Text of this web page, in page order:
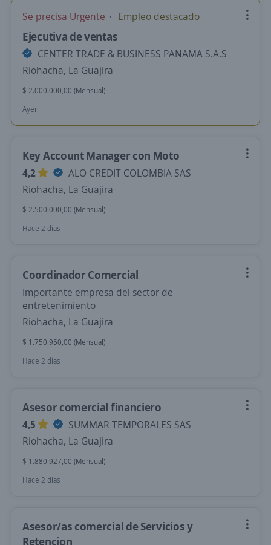
Se precisa Urgente Empleo destacado
Ejecutiva de ventas
CENTER TRADE & BUSINESS PANAMA S.A.S
Riohacha, La Guajira
$ 2.000.000,00 (Mensual)
Ayer
Key Account Manager con Moto
4,2
ALO CREDIT COLOMBIA SAS
Riohacha, La Guajira
$ 2.500.000,00 (Mensual)
Hace 2 días
Coordinador Comercial
Importante empresa del sector de
entretenimiento
Riohacha, La Guajira
$ 1.750.950,00 (Mensual)
Hace 2 días
Asesor comercial financiero
4,5
SUMMAR TEMPORALES SAS
Riohacha, La Guajira
$ 1.880.927,00 (Mensual)
Hace 2 días
Asesor/as comercial de Servicios y
Retencion